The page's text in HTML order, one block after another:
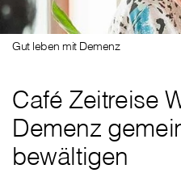
Gut leben mit Demenz
Café Zeitreise
Demenz
bewältigen